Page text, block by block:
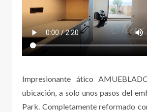
Impresionante ático
ubicación, a solo unos pasos del
Park. Completamente reformado